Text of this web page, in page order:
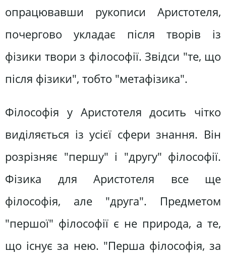
опрацювавши рукописи Аристотеля,
почергово укладає після творів із
фізики твори з філософії. Звідси "те, що
після фізики", тобто "метафізика".
Філософія у Аристотеля досить чітко
виділяється із усієї сфери знання. Він
розрізняє "першу" і "другу" філософії.
Фізика для Аристотеля все ще
філософія, але "друга". Предметом
"першої" філософії є не природа, а те,
що існує за нею. "Перша філософія, за